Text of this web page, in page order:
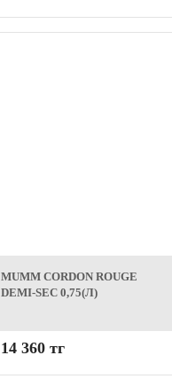
MUMM CORDON ROUGE
DEMI-SEC 0,75(Л)
14 360 тг